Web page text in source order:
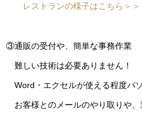
レストランの様子はこちら＞＞
③通販の受付や、簡単な事務作業
難しい技術は必要ありません！
Word・エクセルが使える程度パ
お客様とのメールのやり取りや、